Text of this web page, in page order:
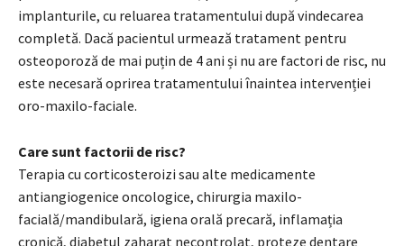
implanturile, cu reluarea tratamentului după vindecarea
completă. Dacă pacientul urmează tratament pentru
osteoporoză de mai puțin de 4 ani și nu are factori de risc, nu
este necesară oprirea tratamentului înaintea intervenției
oro-maxilo-faciale.
Care sunt factorii de risc?
Terapia cu corticosteroizi sau alte medicamente
antiangiogenice oncologice, chirurgia maxilo-
facială/mandibulară, igiena orală precară, inflamația
cronică, diabetul zaharat necontrolat, proteze dentare